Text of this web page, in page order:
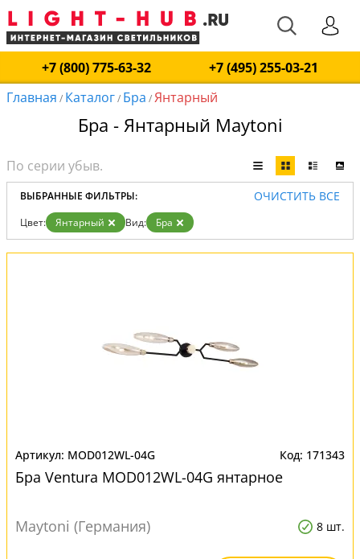
+7 (800) 775-63-32
+7 (495) 255-03-21
Главная / Каталог/ Бра /Янтарный
Бра - Янтарный Maytoni
ВЫБРАННЫЕ ФИЛЬТРЫ: ОЧИСТИТЬ ВСЕ
Цвет: Янтарный Вид: Бра
MOD012WL-04G 171343
Бра Ventura MOD012WL-04G янтарное
Maytoni (Германия) 8 шт.